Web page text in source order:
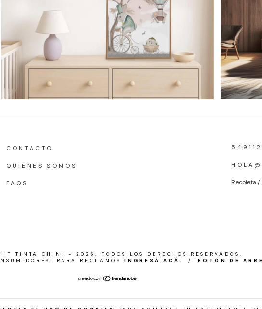
CONTACTO
QUIÉNES SOMOS
FAQS Recoleta /
TINTA CHINI - 2026. TODOS LOS DERECHOS RESERVADOS.
PARA RECLAMOS
INGRESÁ ACÁ. / BOTÓN DE